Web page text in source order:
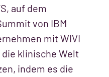
auf dem
von IBM
mit WIVI
klinische Welt
indem es die